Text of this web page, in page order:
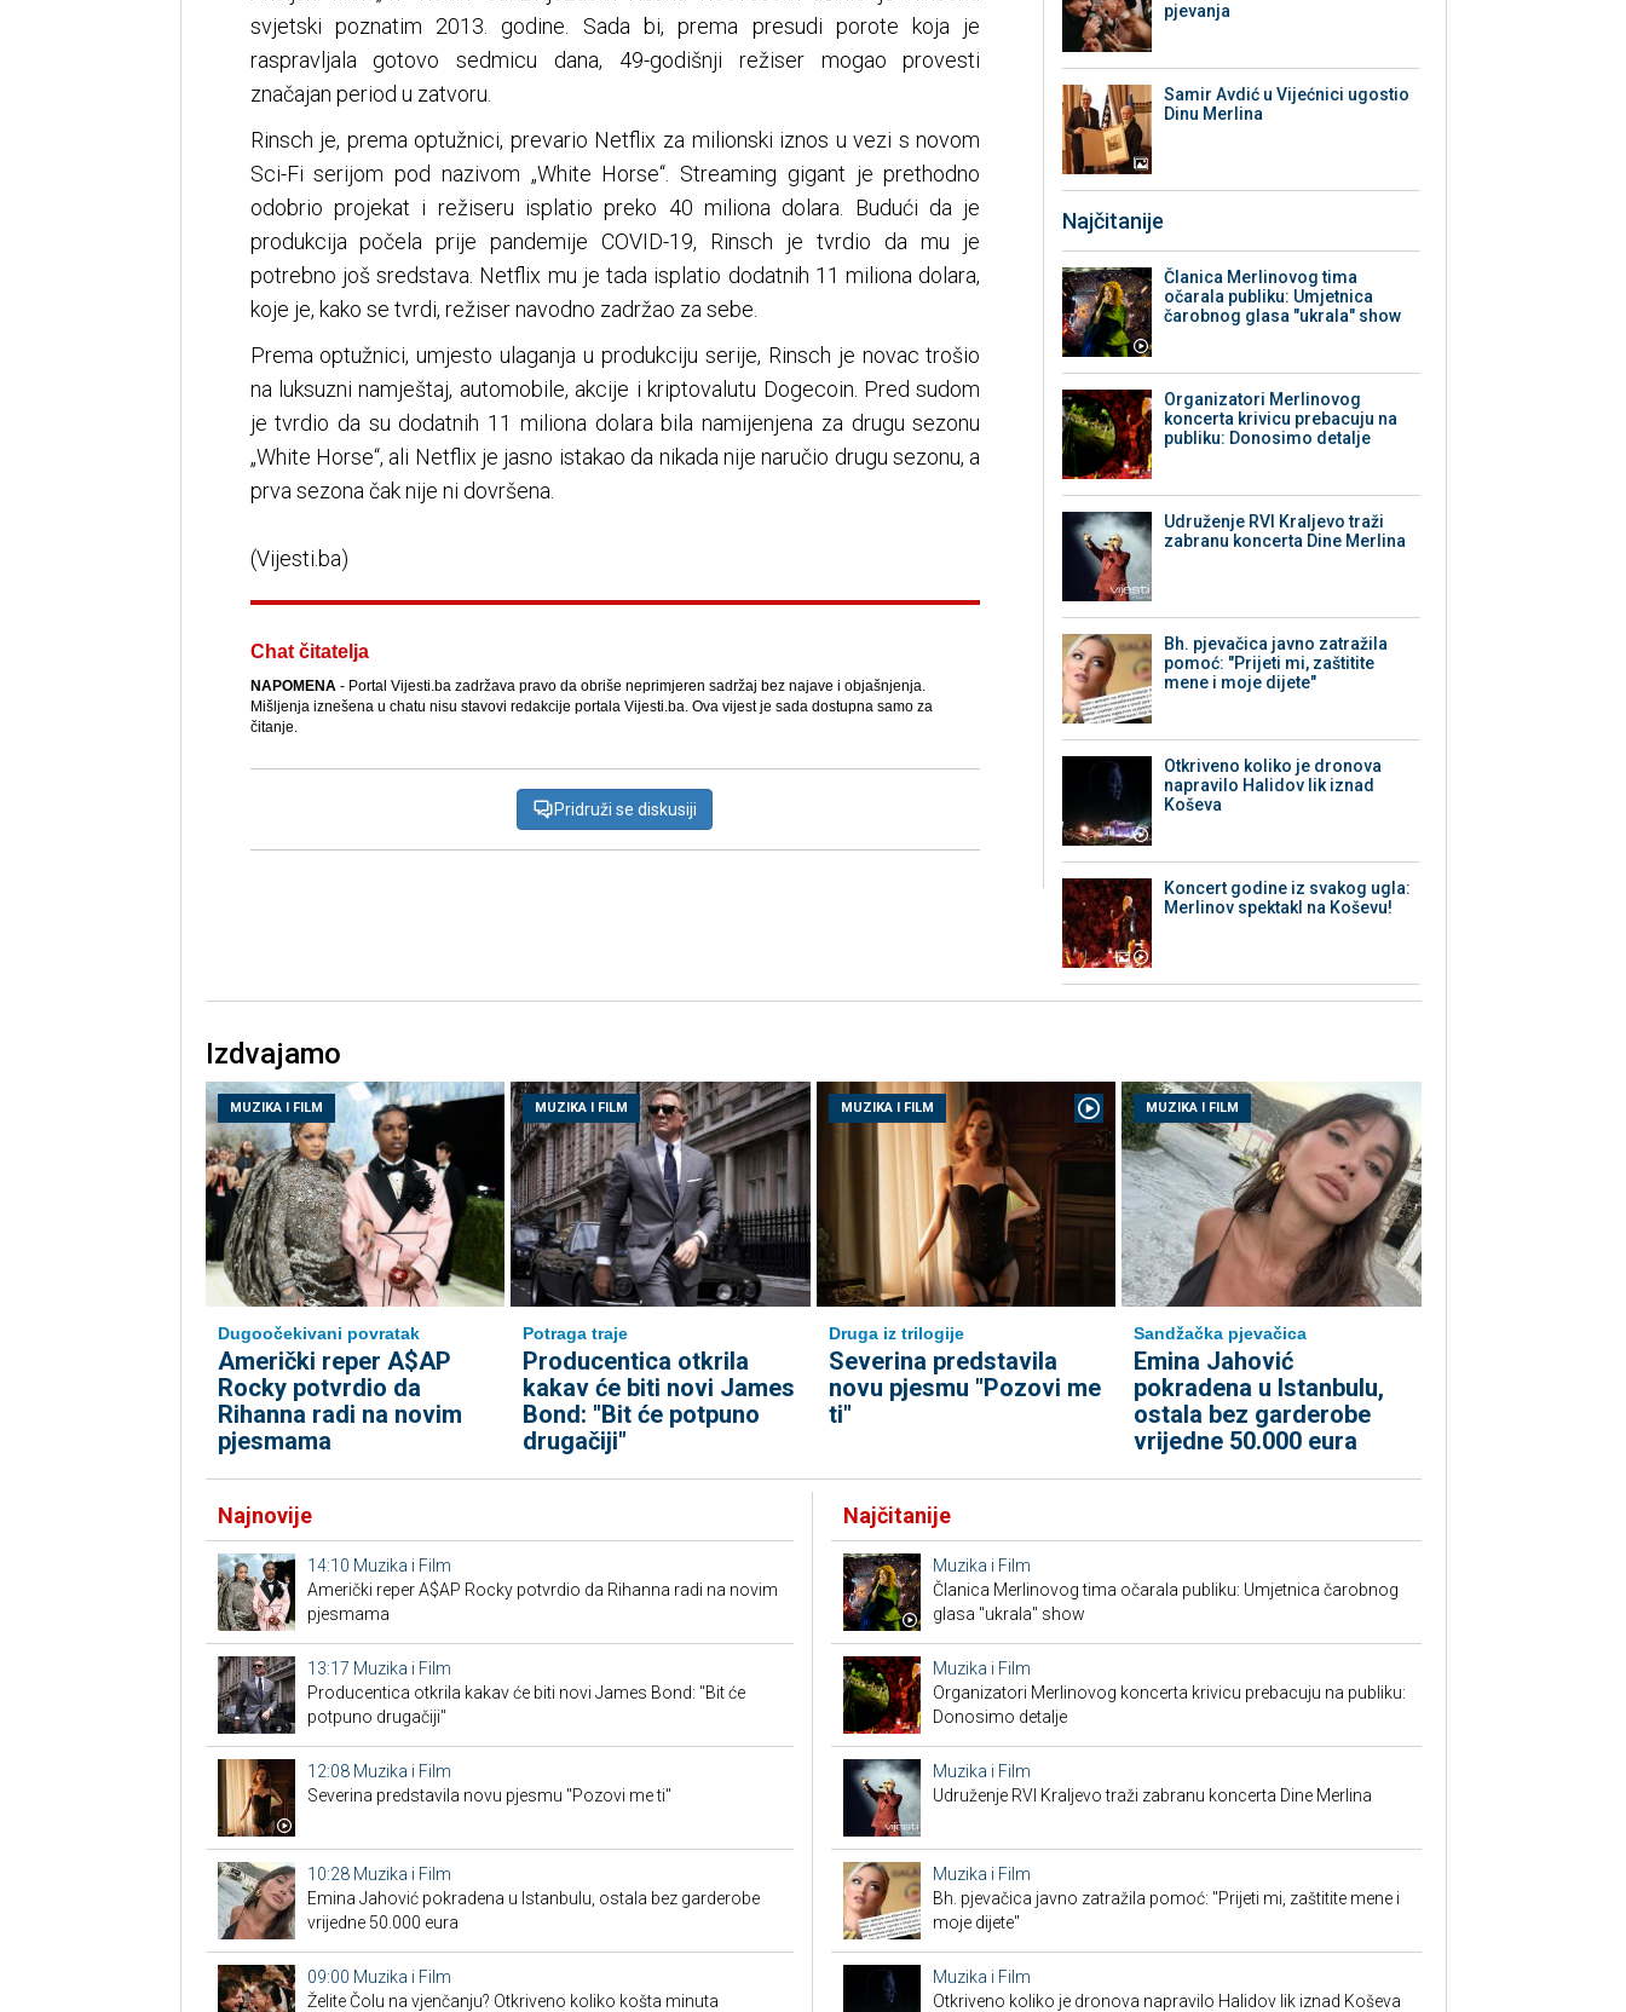
svjetski poznatim 2013. godine. Sada bi, prema presudi porote koja je
raspravljala gotovo sedmicu dana, 49-godišnji režiser mogao provesti
značajan period u zatvoru.
Rinsch je, prema optužnici, prevario Netflix za milionski iznos u vezi s novom
Sci-Fi serijom pod nazivom „White Horse“. Streaming gigant je prethodno
odobrio projekat i režiseru isplatio preko 40 miliona dolara. Budući da je
produkcija počela prije pandemije COVID-19, Rinsch je tvrdio da mu je
potrebno još sredstava. Netflix mu je tada isplatio dodatnih 11 miliona dolara,
koje je, kako se tvrdi, režiser navodno zadržao za sebe.
Prema optužnici, umjesto ulaganja u produkciju serije, Rinsch je novac trošio
na luksuzni namještaj, automobile, akcije i kriptovalutu Dogecoin. Pred sudom
je tvrdio da su dodatnih 11 miliona dolara bila namijenjena za drugu sezonu
„White Horse“, ali Netflix je jasno istakao da nikada nije naručio drugu sezonu, a
prva sezona čak nije ni dovršena.
(Vijesti.ba)
Chat čitatelja
NAPOMENA- Portal Vijesti.ba zadržava pravo da obriše neprimjeren sadržaj bez najave i objašnjenja.
Mišljenja iznešena u chatu nisu stavovi redakcije portala Vijesti.ba. Ova vijest je sada dostupna samo za
čitanje.
Pridruži se diskusiji
pjevanja
Samir Avdić u Vijećnici ugostio
Dinu Merlina
Najčitanije
Članica Merlinovog tima
očarala publiku: Umjetnica
čarobnog glasa "ukrala" show
Organizatori Merlinovog
koncerta krivicu prebacuju na
publiku: Donosimo detalje
Udruženje RVI Kraljevo traži
zabranu koncerta Dine Merlina
Bh. pjevačica javno zatražila
pomoć: "Prijeti mi, zaštitite
mene i moje dijete"
Otkriveno koliko je dronova
napravilo Halidov lik iznad
Koševa
Koncert godine iz svakog ugla:
Merlinov spektakl na Koševu!
Izdvajamo
MUZIKA I FILM
Dugoočekivani povratak
Američki reper A$AP
Rocky potvrdio da
Rihanna radi na novim
pjesmama
MUZIKA I FILM
Potraga traje
Producentica otkrila
kakav će biti novi James
Bond: "Bit će potpuno
drugačiji"
MUZIKA I FILM
Druga iz trilogije
Severina predstavila
novu pjesmu "Pozovi me
ti"
MUZIKA I FILM
Sandžačka pjevačica
Emina Jahović
pokradena u Istanbulu,
ostala bez garderobe
vrijedne 50.000 eura
Najnovije
14:10 Muzika i Film
Američki reper A$AP Rocky potvrdio da Rihanna radi na novim
pjesmama
13:17 Muzika i Film
Producentica otkrila kakav će biti novi James Bond: "Bit će
potpuno drugačiji"
12:08 Muzika i Film
Severina predstavila novu pjesmu "Pozovi me ti"
10:28 Muzika i Film
Emina Jahović pokradena u Istanbulu, ostala bez garderobe
vrijedne 50.000 eura
09:00 Muzika i Film
Želite Čolu na vjenčanju? Otkriveno koliko košta minuta
Najčitanije
Muzika i Film
Članica Merlinovog tima očarala publiku: Umjetnica čarobnog
glasa "ukrala" show
Muzika i Film
Organizatori Merlinovog koncerta krivicu prebacuju na publiku:
Donosimo detalje
Muzika i Film
Udruženje RVI Kraljevo traži zabranu koncerta Dine Merlina
Muzika i Film
Bh. pjevačica javno zatražila pomoć: "Prijeti mi, zaštitite mene i
moje dijete"
Muzika i Film
Otkriveno koliko je dronova napravilo Halidov lik iznad Koševa